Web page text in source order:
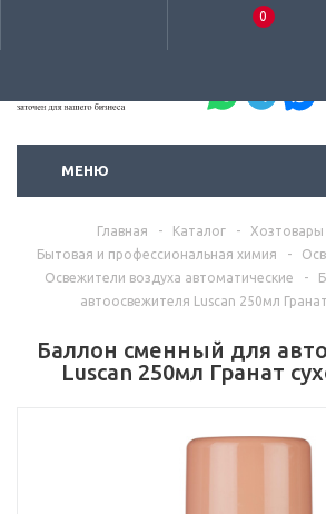
0
МЕНЮ
Главная - Каталог - Хозтовары
Бытовая и профессиональная химия
-
Освежители воздуха автоматические
-
автоосвежителя Luscan 250мл
Баллон сменный для
Luscan 250мл Гранат